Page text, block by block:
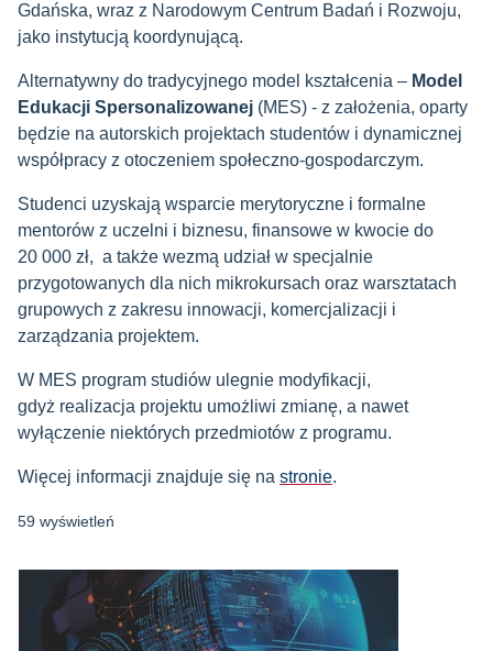
Gdańska, wraz z Narodowym Centrum Badań i Rozwoju,
jako instytucją koordynującą.
Alternatywny do tradycyjnego model kształcenia – Model
Edukacji Spersonalizowanej (MES) - z założenia, oparty
będzie na autorskich projektach studentów i dynamicznej
współpracy z otoczeniem społeczno-gospodarczym.
Studenci uzyskają wsparcie merytoryczne i formalne
mentorów z uczelni i biznesu, finansowe w kwocie do
20 000 zł, a także wezmą udział w specjalnie
przygotowanych dla nich mikrokursach oraz warsztatach
grupowych z zakresu innowacji, komercjalizacji i
zarządzania projektem.
W MES program studiów ulegnie modyfikacji,
gdyż realizacja projektu umożliwi zmianę, a nawet
wyłączenie niektórych przedmiotów z programu.
Więcej informacji znajduje się na stronie.
59 wyświetleń